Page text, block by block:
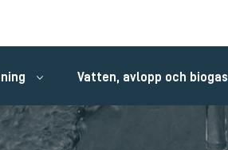
Vatten, avlopp och biogas